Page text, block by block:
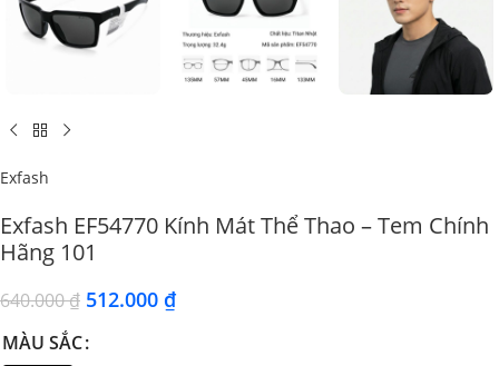
Exfash
Exfash EF54770 Kính Mát Thể Thao – Tem Chính
Hãng 101
640.000₫ 512.000 ₫
MÀU SẮC